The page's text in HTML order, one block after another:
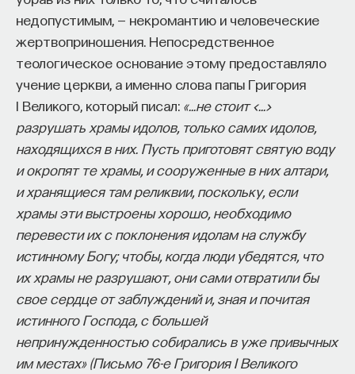
недопустимым, — некромантию и человеческие
жертвоприношения. Непосредственное
теологическое основание этому предоставляло
учение церкви, а именно слова папы Григория
I Великого, который писал: «…не стоит <…>
разрушать храмы идолов, только самих идолов,
находящихся в них. Пусть приготовят святую воду
и окропят те храмы, и сооруженные в них алтари,
и хранящиеся там реликвии, поскольку, если
храмы эти выстроены хорошо, необходимо
перевести их с поклонения идолам на службу
истинному Богу; чтобы, когда люди убедятся, что
их храмы не разрушают, они сами отвратили бы
свое сердце от заблуждений и, зная и почитая
истинного Господа, с большей
непринужденностью собирались в уже привычных
им местах» (Письмо 76-е Григория I Великого